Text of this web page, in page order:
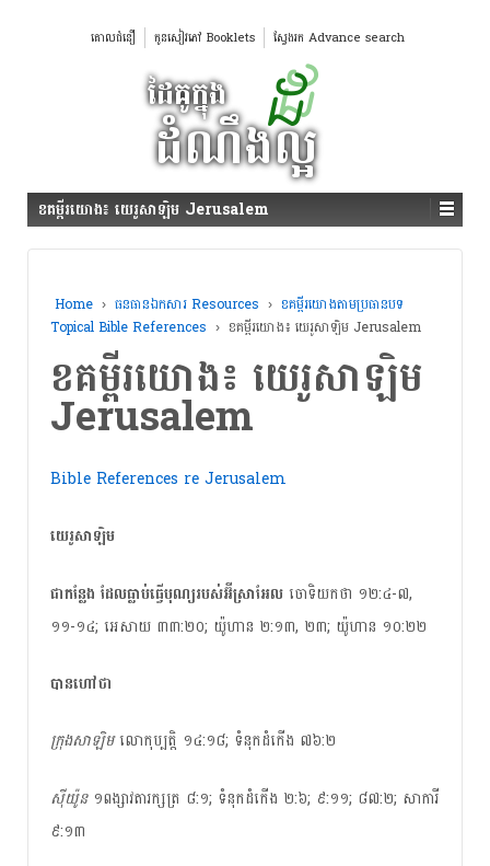
គោលជំនឿ កូនសៀវភៅ Booklets ស្វែងរក Advance search
ខគម្ពីរយោង៖ យេរូសាឡិម Jerusalem
Home › ធនធានឯកសារ Resources › ខគម្ពីរយោងតាមប្រធានបទ
Topical Bible References › ខគម្ពីរយោង៖ យេរូសាឡិម Jerusalem
ខគម្ពីរយោង៖ យេរូសាឡិម
Jerusalem
Bible References re Jerusalem
យេរូសាឡិម​ ​ ​​
ជាកន្លែង ដែលធ្លាប់ធ្វើបុណ្យរបស់អ៊ីស្រាអែល ចោទិយកថា ១២:៤-៧,
១១-១៤; អេសាយ ៣៣:២០; យ៉ូហាន ២:១៣, ២៣; យ៉ូហាន ១០:២២
បាន​ហៅ​ថា
​ក្រុងសាឡិមលោកុប្បត្តិ ១៤:១៨; ទំនុកដំកើង ៧៦:២
ស៊ីយ៉ូន​១ពង្សាវតារក្សត្រ ៨:១; ទំនុកដំកើង ២:៦; ៩:១១; ៨៧:២; សាការី
៩:១៣